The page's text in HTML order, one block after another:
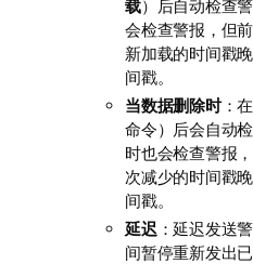
载）后自动检查
会检查警报，但
新加载的时间戳
间戳。
当数据删除时：
命令）后会自动
时也会检查警报
次减少的时间戳
间戳。
延迟 ：延迟发送
间暂停重新发出